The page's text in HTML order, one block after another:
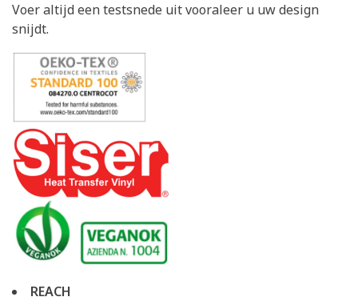
Voer altijd een testsnede uit vooraleer u uw design
snijdt.
REACH